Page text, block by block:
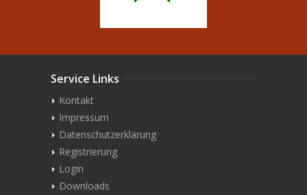
Service Links
Kontakt
Impressum
Datenschutzerklärung
Registrierung
Login
Downloads